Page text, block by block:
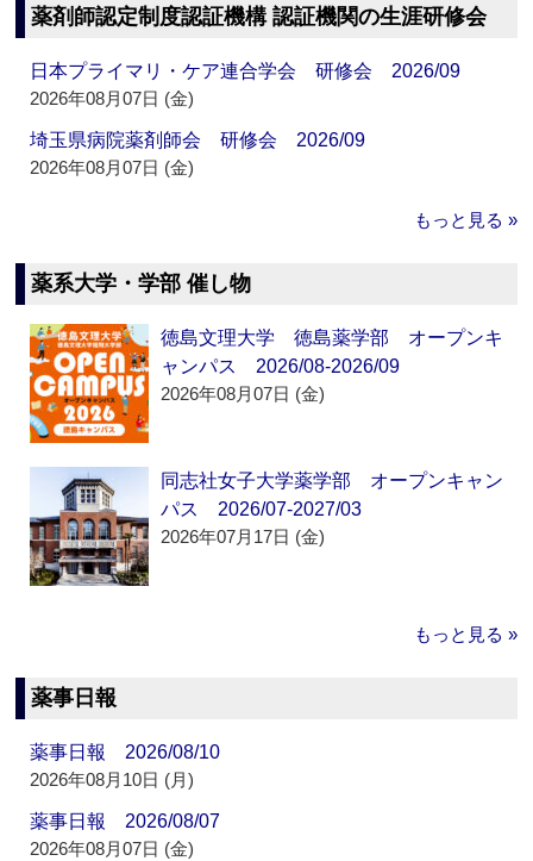
薬剤師認定制度認証機構 認証機関の生涯研修会
日本プライマリ・ケア連合学会 研修会 2026/09
2026年08月07日 (金)
埼玉県病院薬剤師会 研修会 2026/09
2026年08月07日 (金)
もっと見る »
薬系大学・学部 催し物
徳島文理大学 徳島薬学部 オープンキ
ャンパス 2026/08-2026/09
2026年08月07日 (金)
同志社女子大学薬学部 オープンキャン
パス 2026/07-2027/03
2026年07月17日 (金)
もっと見る »
薬事日報
薬事日報 2026/08/10
2026年08月10日 (月)
薬事日報 2026/08/07
2026年08月07日 (金)